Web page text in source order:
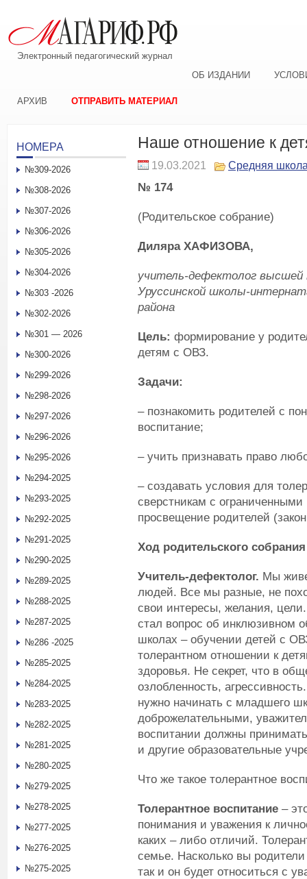
Электронный педагогический журнал
ОБ ИЗДАНИИ
АРХИВ ОТПРАВИТЬ МАТЕРИАЛ
Наше отношение к
19.03.2021 Средняя
№ 174
(Родительское собрание)
Диляра ХАФИЗОВА,
учитель-дефектолог высшей
Уруссинской школы-
района
Цель: формирование у
детям с ОВЗ.
Задачи:
– познакомить родителей с
воспитание;
– учить признавать право
– создавать условия для
сверстникам с
просвещение родителей
Ход родительского собрания
Учитель-дефектолог. Мы
людей. Все мы разные, не
свои интересы, желания,
стал вопрос об инклюзивном
школах – обучении детей с
толерантном отношении к
здоровья. Не секрет, что в
озлобленность,
нужно начинать с младшего
доброжелательными,
воспитании должны
и другие образовательные
Что же такое толерантное
Толерантное воспитание –
понимания и уважения к
каких – либо отличий.
семье. Насколько вы
так и он будет относиться с
НОМЕРА
№309-2026
№308-2026
№307-2026
№306-2026
№305-2026
№304-2026
№303 -2026
№302-2026
№301 — 2026
№300-2026
№299-2026
№298-2026
№297-2026
№296-2026
№295-2026
№294-2025
№293-2025
№292-2025
№291-2025
№290-2025
№289-2025
№288-2025
№287-2025
№286 -2025
№285-2025
№284-2025
№283-2025
№282-2025
№281-2025
№280-2025
№279-2025
№278-2025
№277-2025
№276-2025
№275-2025